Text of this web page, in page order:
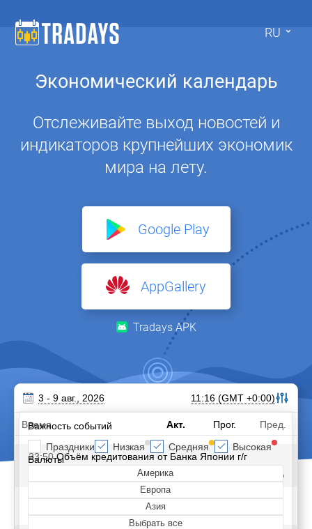
RU
Экономический календарь
Отслеживайте выход новостей и
индикаторов крупнейших экономик
мира на лету.
Google Play
AppGallery
Tradays APK